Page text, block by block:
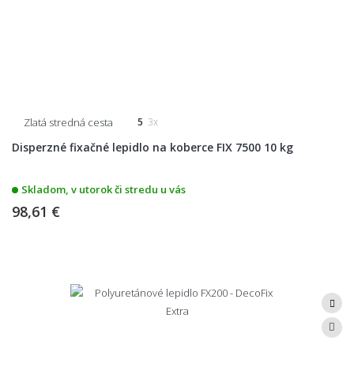
Zlatá stredná cesta 5 3x
Disperzné fixačné lepidlo na koberce FIX 7500 10 kg
Skladom, v utorok či stredu u vás
98,61 €